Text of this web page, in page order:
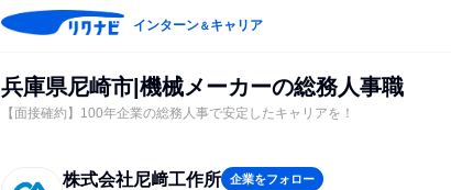
インターン＆キャリア
兵庫県尼崎市|機械メーカーの総務人事職
【面接確約】100年企業の総務人事で安定したキャリアを！
株式会社尼﨑工作所 企業をフォロー